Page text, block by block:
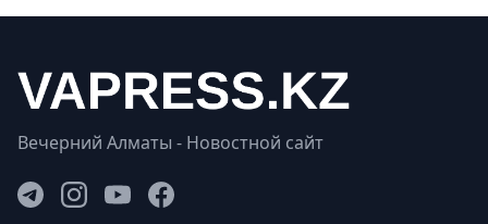
Вечерний Алматы - Новостной сайт